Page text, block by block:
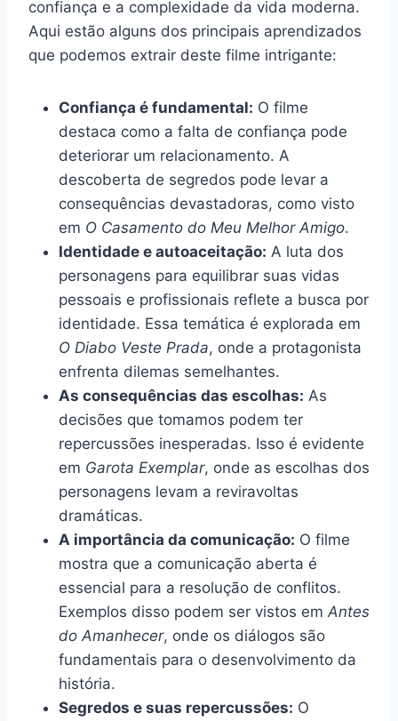
confiança e a complexidade da vida moderna.
Aqui estão alguns dos principais aprendizados
que podemos extrair deste filme intrigante:
Confiança é fundamental: O filme
destaca como a falta de confiança pode
deteriorar um relacionamento. A
descoberta de segredos pode levar a
consequências devastadoras, como visto
em O Casamento do Meu Melhor Amigo.
Identidade e autoaceitação: A luta dos
personagens para equilibrar suas vidas
pessoais e profissionais reflete a busca por
identidade. Essa temática é explorada em
O Diabo Veste Prada, onde a protagonista
enfrenta dilemas semelhantes.
As consequências das escolhas: As
decisões que tomamos podem ter
repercussões inesperadas. Isso é evidente
em Garota Exemplar, onde as escolhas dos
personagens levam a reviravoltas
dramáticas.
A importância da comunicação: O filme
mostra que a comunicação aberta é
essencial para a resolução de conflitos.
Exemplos disso podem ser vistos em Antes
do Amanhecer, onde os diálogos são
fundamentais para o desenvolvimento da
história.
Segredos e suas repercussões: O